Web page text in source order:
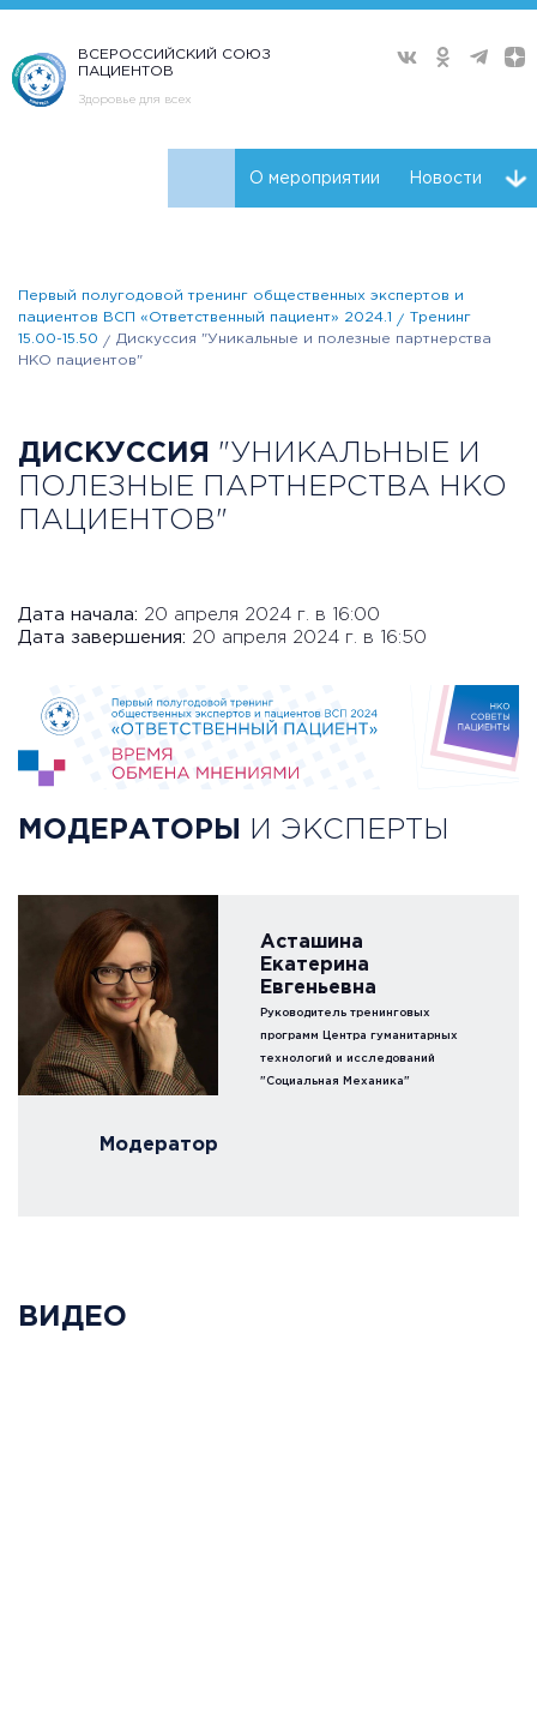
ВСЕРОССИЙСКИЙ СОЮЗ
ПАЦИЕНТОВ
Здоровье для всех
О мероприятии Новости
Плейлист
Первый полугодовой тренинг общественных экспертов и
пациентов ВСП «Ответственный пациент» 2024.1
Тренинг
15.00-15.50
Дискуссия "Уникальные и полезные партнерства
НКО пациентов"
ДИСКУССИЯ "УНИКАЛЬНЫЕ И
ПОЛЕЗНЫЕ ПАРТНЕРСТВА НКО
ПАЦИЕНТОВ"
Дата начала: 20 апреля 2024 г. в 16:00
Дата завершения: 20 апреля 2024 г. в 16:50
МОДЕРАТОРЫ И ЭКСПЕРТЫ
Модератор
Асташина
Екатерина
Евгеньевна
Руководитель тренинговых
программ Центра гуманитарных
технологий и исследований
"Социальная Механика"
ВИДЕО